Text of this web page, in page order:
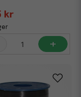
kr
+